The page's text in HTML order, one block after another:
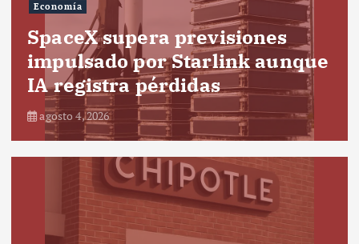
Economía
SpaceX supera previsiones
impulsado por Starlink aunque
IA registra pérdidas
agosto 4, 2026